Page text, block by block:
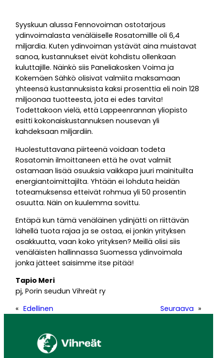
Syyskuun alussa Fennovoiman ostotarjous
ydinvoimalasta venäläiselle Rosatomillle oli 6,4
miljardia. Kuten ydinvoiman ystävät aina muistavat
sanoa, kustannukset eivät kohdistu ollenkaan
kuluttajille. Näinkö siis Paneliakosken Voima ja
Kokemäen Sähkö olisivat valmiita maksamaan
yhteensä kustannuksista kaksi prosenttia eli noin 128
miljoonaa tuotteesta, jota ei edes tarvita!
Todettakoon vielä, että Lappeenrannan yliopisto
esitti kokonaiskustannuksen nousevan yli
kahdeksaan miljardiin.
Huolestuttavana piirteenä voidaan todeta
Rosatomin ilmoittaneen että he ovat valmiit
ostamaan lisää osuuksia vaikkapa juuri mainituilta
energiantoimittajilta. Yhtään ei lohduta heidän
toteamuksensa etteivät rohmua yli 50 prosentin
osuutta. Näin on kuulemma sovittu.
Entäpä kun tämä venäläinen ydinjätti on riittävän
lähellä tuota rajaa ja se ostaa, ei jonkin yrityksen
osakkuutta, vaan koko yrityksen? Meillä olisi siis
venäläisten hallinnassa Suomessa ydinvoimala
jonka jätteet saisimme itse pitää!
Tapio Meri
pj, Porin seudun Vihreät ry
« Edellinen Seuraava »